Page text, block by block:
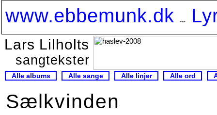
www.ebbemunk.dk
Lars Lilholts
sangtekster
Alle albums Alle sange Alle linjer Alle ord
Sælkvinden